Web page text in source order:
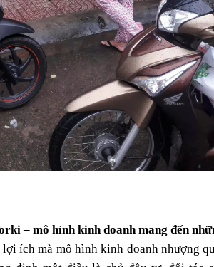
– mô hình kinh doanh mang đến